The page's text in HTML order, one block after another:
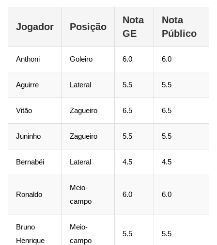
Jogador Posição
Nota
GE
Nota
Público
Anthoni Goleiro 6.0 6.0
Aguirre Lateral 5.5 5.5
Vitão Zagueiro 6.5 6.5
Juninho Zagueiro 5.5 5.5
Bernabéi Lateral 4.5 4.5
Ronaldo
Meio-
campo
6.0 6.0
Bruno
Henrique
Meio-
campo
5.5 5.5